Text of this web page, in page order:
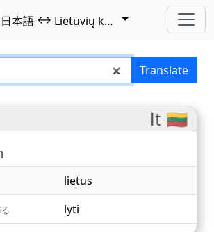
日本語↔ Lietuvių kalba
語–Lietuvių kalba
Translate
lt 🇱🇹
lietus
lyti